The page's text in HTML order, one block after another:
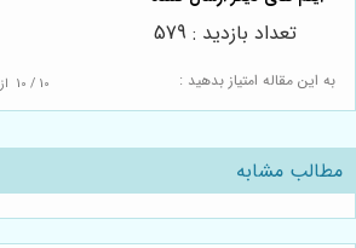
به این مقاله امتیاز بدهید : 10 / 10 از
تعداد بازدید : 579
مطالب مشابه